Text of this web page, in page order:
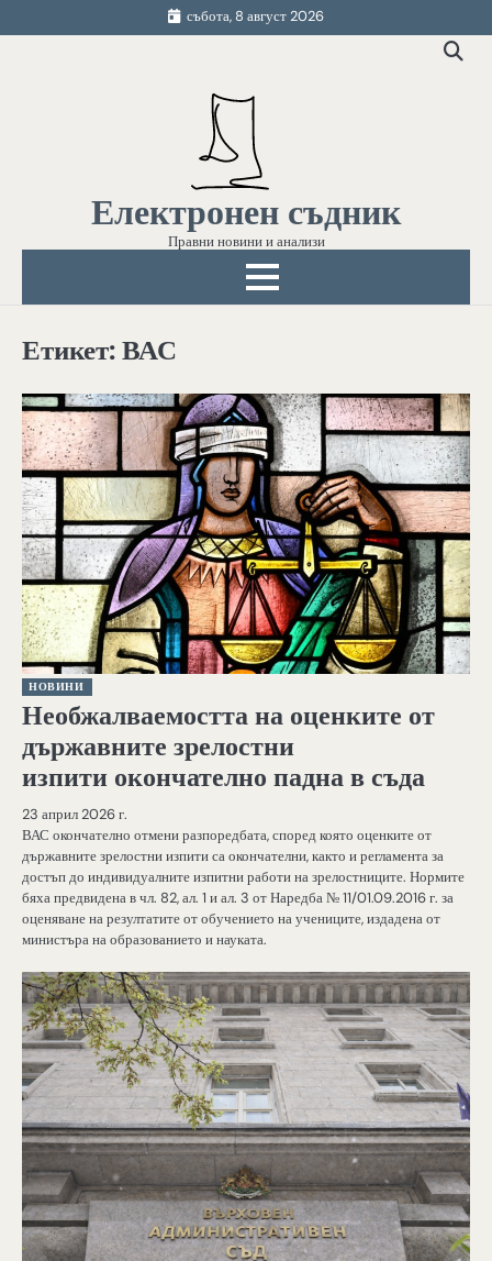
to
събота, 8 август 2026
Електронен съдник
Правни новини и анализи
Етикет:ВАС
НОВИНИ
Необжалваемостта на оценките от
държавните зрелостни
изпити окончателно падна в съда
23 април 2026 г.
ВАС окончателно отмени разпоредбата, според която оценките от
държавните зрелостни изпити са окончателни, както и регламента за
достъп до индивидуалните изпитни работи на зрелостниците. Нормите
бяха предвидена в чл. 82, ал. 1 и ал. 3 от Наредба № 11/01.09.2016 г. за
оценяване на резултатите от обучението на учениците, издадена от
министъра на образованието и науката.